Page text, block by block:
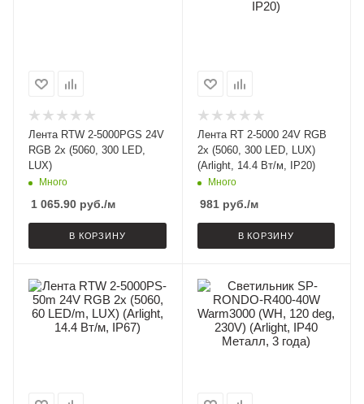
Лента RTW 2-5000PGS 24V
RGB 2x (5060, 300 LED,
LUX)
Много
1 065.90 руб./м
В КОРЗИНУ
Лента RT 2-5000 24V RGB
2x (5060, 300 LED, LUX)
(Arlight, 14.4 Вт/м, IP20)
Много
981руб./м
В КОРЗИНУ